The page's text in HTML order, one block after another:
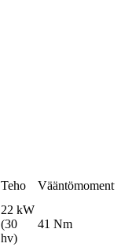
Teho Vääntömomentti
22 kW
(30
hv)
41 Nm